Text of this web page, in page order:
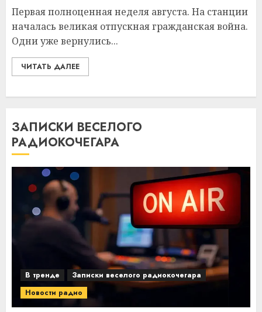
Первая полноценная неделя августа. На станции
началась великая отпускная гражданская война.
Одни уже вернулись...
ЧИТАТЬ ДАЛЕЕ
ЗАПИСКИ ВЕСЕЛОГО
РАДИОКОЧЕГАРА
В тренде
Записки веселого радиокочегара
Новости радио